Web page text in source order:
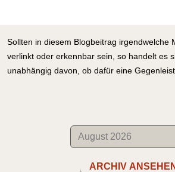
Sollten in diesem Blogbeitrag irgendwelche
verlinkt oder erkennbar sein, so handelt es
unabhängig davon, ob dafür eine
ARCHIV ANSEHEN